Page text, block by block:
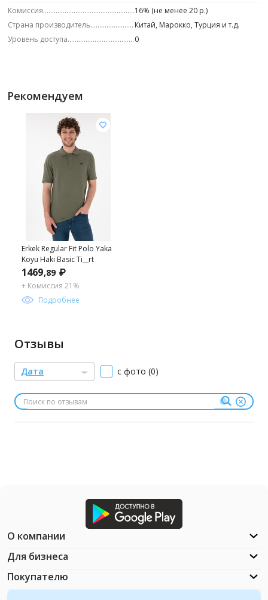
Комиссия
16% (не менее 20 р.)
Страна производитель
Китай, Марокко, Турция и т.д.
Уровень доступа
0
Рекомендуем
Erkek Regular Fit Polo Yaka
Koyu Haki Basic Ti__rt
1469,89 ₽
+ Комиссия 21%
Подробнее
Отзывы
Дата с фото (0)
О компании
Для бизнеса
Покупателю